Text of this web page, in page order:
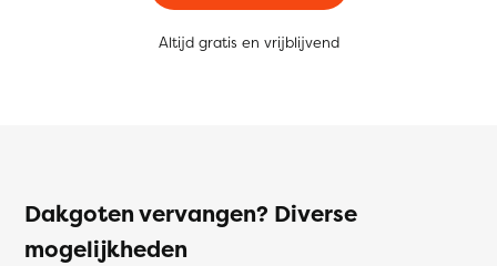
Altijd gratis en vrijblijvend
Dakgoten vervangen? Diverse
mogelijkheden